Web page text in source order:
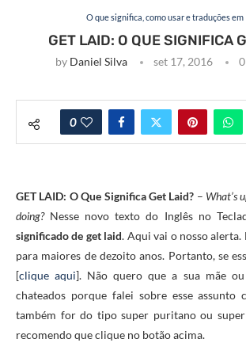
O que significa, como usar e traduções em
GET LAID: O QUE SIGNIFICA
by Daniel Silva set 17, 2016
0
GET LAID: O Que Significa Get Laid? – What’s
doing?Nesse novo texto do Inglês no
significado de get laid. Aqui vai o nosso alerta.
para maiores de dezoito anos. Portanto, se
[clique aqui]. Não quero que a sua mãe
chateados porque falei sobre esse assunto
também for do tipo super puritano ou
recomendo que clique no botão acima.